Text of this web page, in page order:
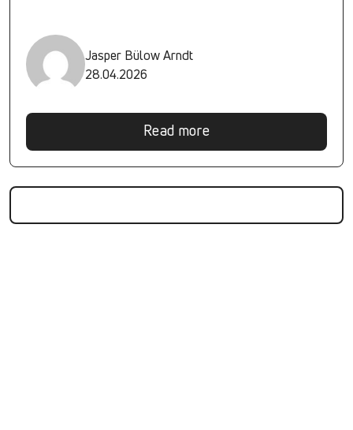
Jasper Bülow Arndt
28.04.2026
Read more